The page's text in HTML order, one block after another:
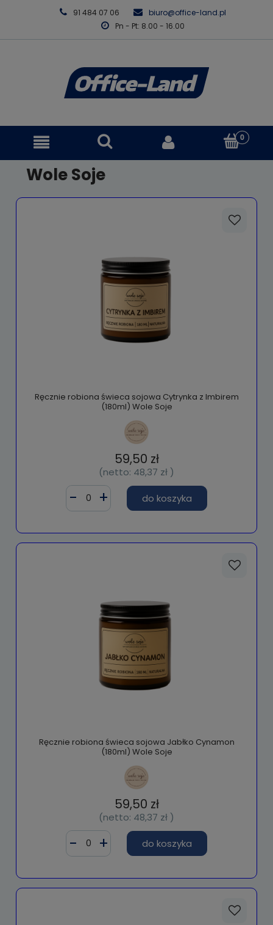
91 484 07 06
biuro@office-land.pl
Pn - Pt: 8.00 - 16.00
Wole Soje
Ręcznie robiona świeca sojowa Cytrynka z Imbirem
(180ml) Wole Soje
59,50 zł
(netto: 48,37 zł )
do koszyka
Ręcznie robiona świeca sojowa Jabłko Cynamon
(180ml) Wole Soje
59,50 zł
(netto: 48,37 zł )
do koszyka